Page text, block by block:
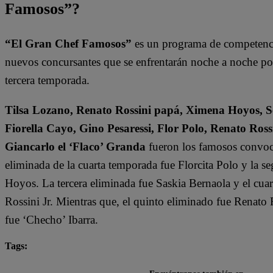
Famosos”?
“El Gran Chef Famosos” es un programa de
nuevos concursantes que se enfrentarán noche a noche
tercera temporada.
Tilsa Lozano, Renato Rossini papá, Ximena Hoyos,
Fiorella Cayo, Gino Pesaressi, Flor Polo, Renato
Giancarlo el ‘Flaco’ Granda fueron los famosos
eliminada de la cuarta temporada fue Florcita Polo y la
Hoyos. La tercera eliminada fue Saskia Bernaola y el
Rossini Jr. Mientras que, el quinto eliminado fue
fue ‘Checho’ Ibarra.
Tags: